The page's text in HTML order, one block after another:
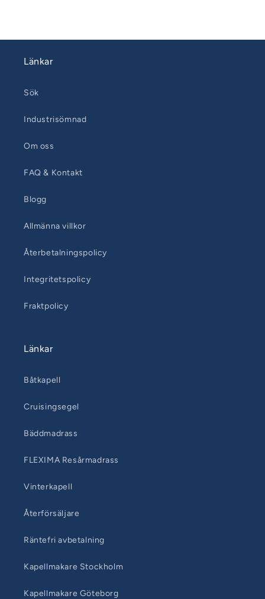
Länkar
Sök
Industrisömnad
Om oss
FAQ & Kontakt
Blogg
Allmänna villkor
Återbetalningspolicy
Integritetspolicy
Fraktpolicy
Länkar
Båtkapell
Cruisingsegel
Bäddmadrass
FLEXIMA Resårmadrass
Vinterkapell
Återförsäljare
Räntefri avbetalning
Kapellmakare Stockholm
Kapellmakare Göteborg